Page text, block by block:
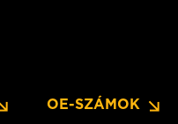
OE-SZÁMOK